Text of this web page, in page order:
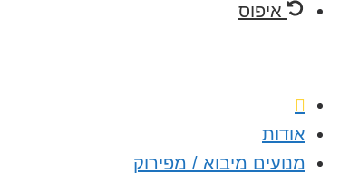
איפוס
אודות
מנועים מיבוא / מפירוק